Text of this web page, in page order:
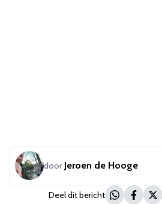
door Jeroen de Hooge
Deel dit bericht